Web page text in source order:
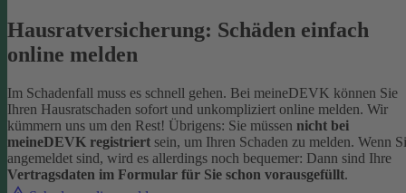
Hausratversicherung: Schäden einfach
online melden
Im Schadenfall muss es schnell gehen. Bei meineDEVK können Sie
Ihren Hausratschaden sofort und unkompliziert online melden. Wir
kümmern uns um den Rest! Übrigens: Sie müssen nicht bei
meineDEVK registriert sein, um Ihren Schaden zu melden. Wenn
angemeldet sind, wird es allerdings noch bequemer: Dann sind Ihre
Vertragsdaten im Formular für Sie schon vorausgefüllt.